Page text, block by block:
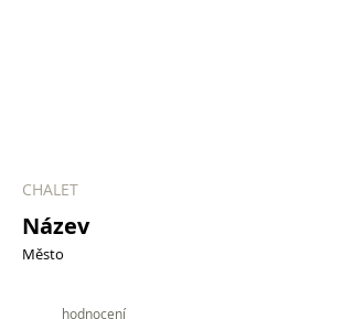
CHALET
Název
Město
hodnocení